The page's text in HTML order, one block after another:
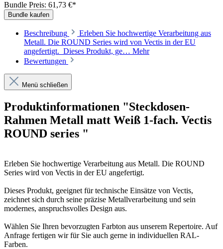
Bundle Preis: 61,73 €*
Bundle kaufen
Beschreibung
Erleben Sie hochwertige Verarbeitung aus
Metall. Die ROUND Series wird von Vectis in der EU
angefertigt. Dieses Produkt, ge… Mehr
Bewertungen
Menü schließen
Produktinformationen "Steckdosen-
Rahmen Metall matt Weiß 1-fach. Vectis
ROUND series "
Erleben Sie hochwertige Verarbeitung aus Metall. Die ROUND
Series wird von Vectis in der EU angefertigt.
Dieses Produkt, geeignet für technische Einsätze von Vectis,
zeichnet sich durch seine präzise Metallverarbeitung und sein
modernes, anspruchsvolles Design aus.
Wählen Sie Ihren bevorzugten Farbton aus unserem Repertoire. Auf
Anfrage fertigen wir für Sie auch gerne in individuellen RAL-
Farben.